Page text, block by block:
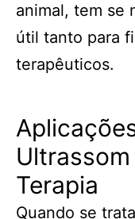
animal, tem se
útil tanto para
terapêuticos.
Terapia
Quando se